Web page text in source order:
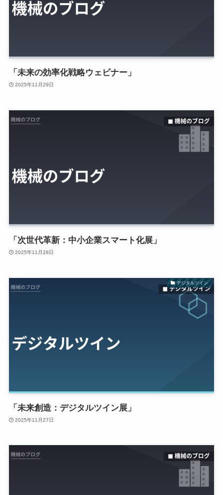
「未来の効率化戦略ウェビナー」
2025年11月29日
「次世代革新：中小企業スマート化展」
2025年11月28日
デジタルツイン
「未来創造：デジタルツイン展」
2025年11月27日